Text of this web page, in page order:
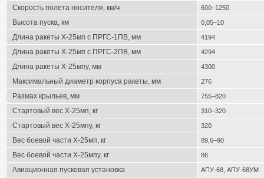
Скорость полета носителя, км/ч 600–1250
Высота пуска, км 0,05–10
Длина ракеты Х-25мп с ПРГС-1ПВ, мм 4194
Длина ракеты Х-25мп с ПРГС-2ПВ, мм 4294
Длина ракеты Х-25мпу, мм 4300
Максимальный диаметр корпуса ракеты, мм 276
Размах крыльев, мм 755–820
Стартовый вес X-25мп, кг 310–320
Стартовый вес X-25мпу, кг 320
Вес боевой части X-25мп, кг 89,6–90
Вес боевой части X-25мпу, кг 86
Авиационная пусковая установка АПУ-68, АПУ-68УМ